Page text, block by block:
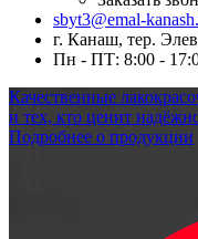
sbyt3@emal-
г. Канаш, тер.
Пн - ПТ: 8:00 -
Качественные
и тех, кто ценит
Подробнее о продукции